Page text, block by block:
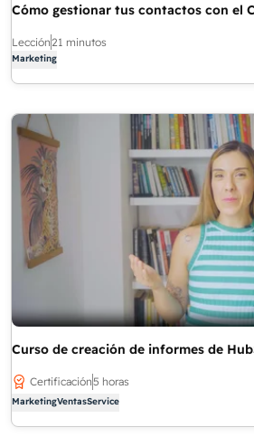
Cómo gestionar tus contactos con el
Lección21 minutos
Marketing
Curso de creación de informes de
Certificación5 horas
MarketingVentasService